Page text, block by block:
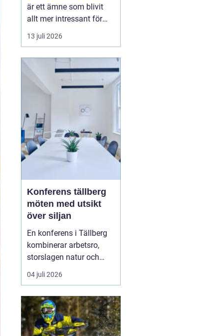
är ett ämne som blivit
allt mer intressant för
villaägare,
bostadsrättsföreningar
fastighetsägare som vill
sänka sina
energikostnader och
13 juli 2026
Konferens tällberg
möten med utsikt
över siljan
En konferens i Tällberg
kombinerar arbetsro,
storslagen natur och
genuin dalakultur. Här
möts grupper som vill ha
standardlokal med
projektor och block.
Läget vid Siljan, de
04 juli 2026